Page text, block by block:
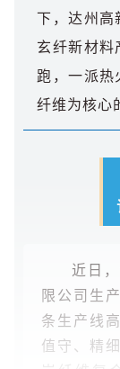
下，达州高
玄纤新材料
跑，一派热
纤维为核心
近日
限公司生
条生产线
值守、精